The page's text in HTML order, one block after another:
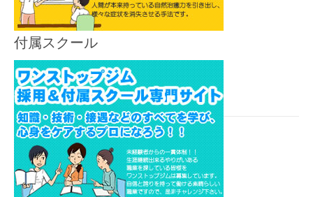
付属スクール